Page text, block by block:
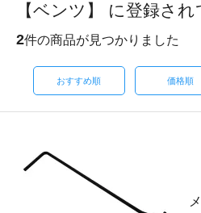
【ベンツ】 に登録さ
2件の商品が見つかりました
おすすめ順 価格順